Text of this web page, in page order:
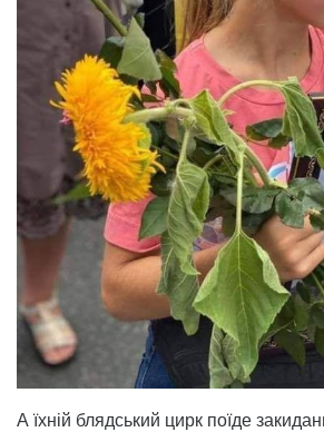
А їхній блядський цирк поїде